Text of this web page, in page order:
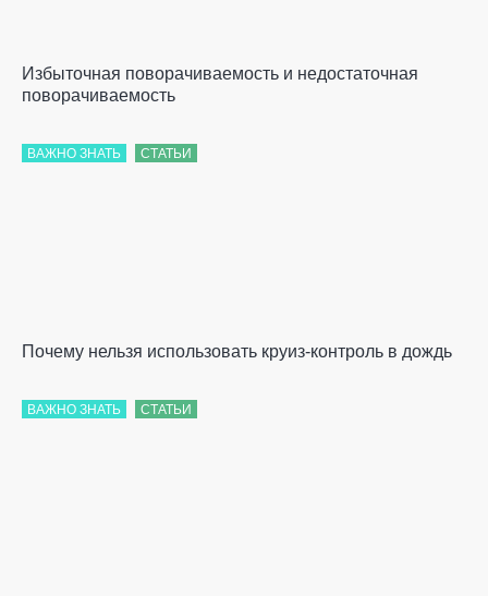
Избыточная поворачиваемость и недостаточная
поворачиваемость
ВАЖНО ЗНАТЬ СТАТЬИ
Почему нельзя использовать круиз-контроль в дождь
ВАЖНО ЗНАТЬ СТАТЬИ